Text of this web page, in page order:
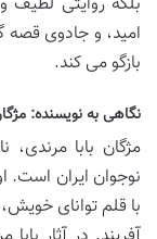
امید، و جادوی قصه
بازگو می کند.
نگاهی به نویسنده:
مژگان بابا
نوجوان ایران است.
با قلم توانای